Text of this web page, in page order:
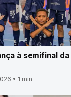
à semifinal
• 1 min